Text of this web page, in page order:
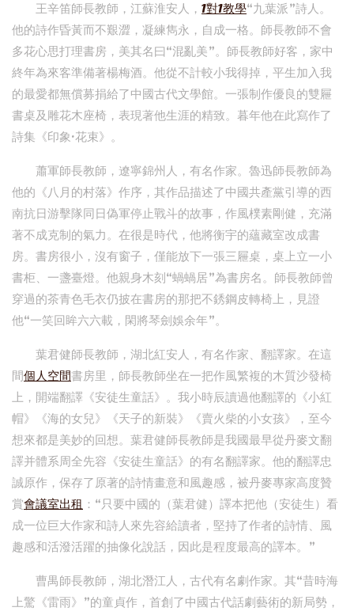
王辛笛師長教師，江蘇淮安人， 1對1教學“九葉派”詩人。
他的詩作昏黃而不艱澀，凝練雋永，自成一格。師長教師不會
多花心思打理書房，美其名曰“混亂美”。師長教師好客，家中
終年為來客準備著楊梅酒。他從不計較小我得掉，平生加入我
的最愛都無償募捐給了中國古代文學館。一張制作優良的雙屜
書桌及雕花木座椅，表現著他生涯的精致。暮年他在此寫作了
詩集《印象·花束》。
蕭軍師長教師，遼寧錦州人，有名作家。魯迅師長教師為
他的《八月的村落》作序，其作品描述了中國共產黨引導的西
南抗日游擊隊同日偽軍停止戰斗的故事，作風樸素剛健，充滿
著不成克制的氣力。在很是時代，他將衡宇的蘊藏室改成書
房。書房很小，沒有窗子，僅能放下一張三屜桌，桌上立一小
書柜、一盞臺燈。他親身木刻“蝸蝸居”為書房名。師長教師曾
穿過的茶青色毛衣仍披在書房的那把不銹鋼皮轉椅上，見證
他“一笑回眸六六載，閑將琴劍娛余年”。
葉君健師長教師，湖北紅安人，有名作家、翻譯家。在這
間個人空間書房里，師長教師坐在一把作風繁複的木質沙發椅
上，開端翻譯《安徒生童話》。我小時辰讀過他翻譯的《小紅
帽》《海的女兒》《天子的新裝》《賣火柴的小女孩》，至今
想來都是美妙的回想。葉君健師長教師是我國最早從丹麥文翻
譯并體系周全先容《安徒生童話》的有名翻譯家。他的翻譯忠
誠原作，保存了原著的詩情畫意和風趣感，被丹麥專家高度贊
賞會議室出租 ：“只要中國的（葉君健）譯本把他（安徒生）看
成一位巨大作家和詩人來先容給讀者，堅持了作者的詩情、風
趣感和活潑活躍的抽像化說話，因此是程度最高的譯本。”
曹禺師長教師，湖北潛江人，古代有名劇作家。其“昔時海
上驚《雷雨》”的童貞作，首創了中國古代話劇藝術的新局勢，